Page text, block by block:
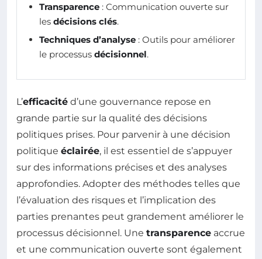
Transparence : Communication ouverte sur
les décisions clés.
Techniques d’analyse : Outils pour améliorer
le processus décisionnel.
L’efficacité d’une gouvernance repose en
grande partie sur la qualité des décisions
politiques prises. Pour parvenir à une décision
politique éclairée, il est essentiel de s’appuyer
sur des informations précises et des analyses
approfondies. Adopter des méthodes telles que
l’évaluation des risques et l’implication des
parties prenantes peut grandement améliorer le
processus décisionnel. Une transparence accrue
et une communication ouverte sont également